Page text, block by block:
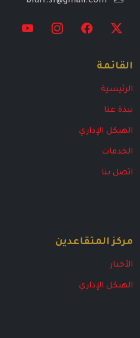
القائمة
الرئيسية
نبذة عنا
الهيكل الإداري
الخدمات
اتصل بنا
مركز المتقاعدين
الأخبار
الهيكل الإداري